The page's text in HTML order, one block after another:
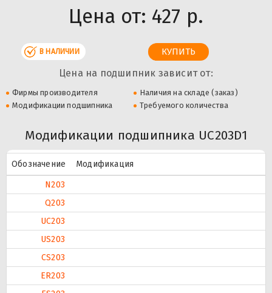
Цена от: 427 р.
В НАЛИЧИИ
Цена на подшипник зависит от:
Фирмы производителя
Наличия на складе (заказ)
Модификации подшипника
Требуемого количества
Модификации подшипника UC203D1
Обозначение
Модификация
N203
Q203
UC203
US203
CS203
ER203